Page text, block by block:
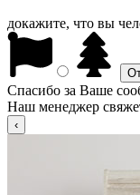
докажите, что вы
Спасибо за Ваше
Наш менеджер